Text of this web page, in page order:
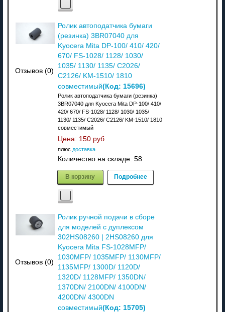
Отзывов (0)
Ролик автоподатчика бумаги
(резинка) 3BR07040 для
Kyocera Mita DP-100/ 410/ 420/
670/ FS-1028/ 1128/ 1030/
1035/ 1130/ 1135/ C2026/
C2126/ KM-1510/ 1810
совместимый(Код: 15696)
Ролик автоподатчика бумаги (резинка)
3BR07040 для Kyocera Mita DP-100/ 410/
420/ 670/ FS-1028/ 1128/ 1030/ 1035/
1130/ 1135/ C2026/ C2126/ KM-1510/ 1810
совместимый
Цена: 150 руб
плюс доставка
Количество на складе: 58
В корзину Подробнее
Отзывов (0)
Ролик ручной подачи в сборе
для моделей с дуплексом
302HS08260 | 2HS08260 для
Kyocera Mita FS-1028MFP/
1030MFP/ 1035MFP/ 1130MFP/
1135MFP/ 1300D/ 1120D/
1320D/ 1128MFP/ 1350DN/
1370DN/ 2100DN/ 4100DN/
4200DN/ 4300DN
совместимый(Код: 15705)